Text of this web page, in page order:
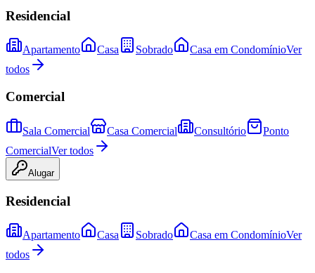
Residencial
Apartamento Casa Sobrado Casa em CondomínioVer
todos
Comercial
Sala Comercial Casa Comercial Consultório
Ponto
ComercialVer todos
Alugar
Residencial
Apartamento Casa Sobrado Casa em CondomínioVer
todos